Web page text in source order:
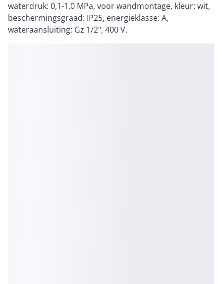
waterdruk: 0,1-1,0 MPa, voor wandmontage, kleur: wit,
beschermingsgraad: IP25, energieklasse: A,
wateraansluiting: Gz 1/2", 400 V.